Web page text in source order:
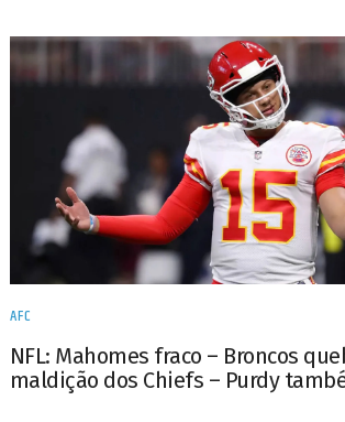
AFC
NFL: Mahomes fraco – Broncos
maldição dos Chiefs – Purdy